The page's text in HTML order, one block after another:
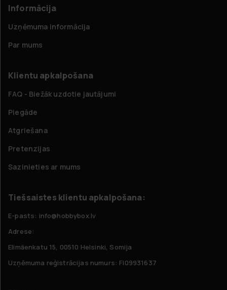
Informācija
Uzņēmuma informācija
Par mums
Klientu apkalpošana
FAQ - Biežāk uzdotie jautājumi
Piegāde
Atgriešana
Pretenzijas
Sazinieties ar mums
Tiešsaistes klientu apkalpošana:
E-pasts: info@hobbybox.lv
Adrese:
Elimäenkatu 15, 00510 Helsinki, Somija
Uzņēmuma reģistrācijas numurs: FI09931637